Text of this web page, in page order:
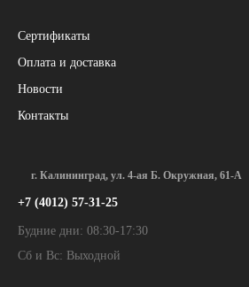
Сертификаты
Оплата и доставка
Новости
Контакты
г. Калининград, ул. 4-ая Б. Окружная, 61-А
+7 (4012) 57-31-25
Будние дни: 08:30-17:30
Сб и Вс: Выходной